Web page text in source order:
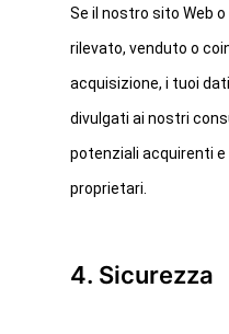
Se il nostro sito Web
rilevato, venduto o
acquisizione, i tuoi
divulgati ai nostri
potenziali acquirenti
proprietari.
4. Sicurezza